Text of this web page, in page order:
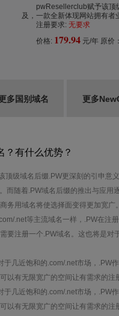
pwResellerclub赋予该顶
及，一款全新体现网站拥有
注册要求: 无要求
价格: 179.94 元/年 原价：
多国别域名 更多
？有什么优势？
顶级域名后缀.PW更深刻的引申意
而随着.PW域名后缀的推出与应用
务用域名将使选择面变得更加宽广。
.net等主流域名一样，.PW在注
要注册一个.PW域名。这也将是对
于几近饱和的.com/.net市场，.PW
以有无限宽广的空间让有需求的注
于几近饱和的.com/.net市场，.PW
以有无限宽广的空间让有需求的注